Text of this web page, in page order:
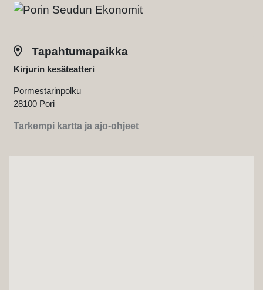
Tapahtumapaikka
Kirjurin kesäteatteri
Pormestarinpolku
28100 Pori
Tarkempi kartta ja ajo-ohjeet